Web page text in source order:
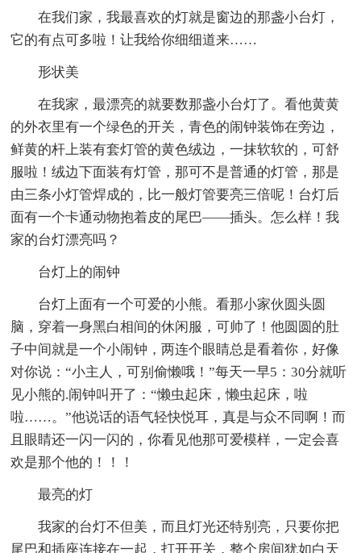
在我们家，我最喜欢的灯就是窗边的那盏小台灯，
它的有点可多啦！让我给你细细道来……
形状美
在我家，最漂亮的就要数那盏小台灯了。看他黄黄
的外衣里有一个绿色的开关，青色的闹钟装饰在旁边，
鲜黄的杆上装有套灯管的黄色绒边，一抹软软的，可舒
服啦！绒边下面装有灯管，那可不是普通的灯管，那是
由三条小灯管焊成的，比一般灯管要亮三倍呢！台灯后
面有一个卡通动物抱着皮的尾巴——插头。怎么样！我
家的台灯漂亮吗？
台灯上的闹钟
台灯上面有一个可爱的小熊。看那小家伙圆头圆
脑，穿着一身黑白相间的休闲服，可帅了！他圆圆的肚
子中间就是一个小闹钟，两连个眼睛总是看着你，好像
对你说：“小主人，可别偷懒哦！”每天一早5：30分就听
见小熊的.闹钟叫开了：“懒虫起床，懒虫起床，啦
啦……。”他说话的语气轻快悦耳，真是与众不同啊！而
且眼睛还一闪一闪的，你看见他那可爱模样，一定会喜
欢是那个他的！！！
最亮的灯
我家的台灯不但美，而且灯光还特别亮，只要你把
尾巴和插座连接在一起，打开开关，整个房间犹如白天